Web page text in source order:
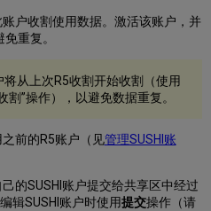
户收割使用数据。激活该账户，并
重复。
将从上次R5收割开始收割（使用
割”操作），以避免数据重复。
前的R5账户（见管理SUSHI账
的SUSHI账户提交给共享区中经过
辑SUSHI账户时使用提交操作（请